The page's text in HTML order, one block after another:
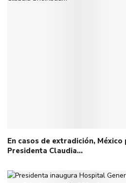
En casos de extradición,
Presidenta Claudia…